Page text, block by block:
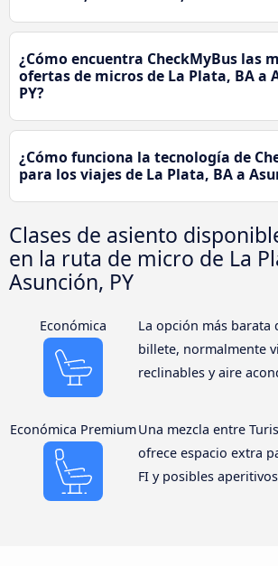
¿Cómo encuentra CheckMyBus las
ofertas de micros de La Plata, BA a
PY?
¿Cómo funciona la tecnología de
para los viajes de La Plata, BA a
Clases de asiento
en la ruta de micro de La
Asunción, PY
Económica
La opción más
billete, normalmente
reclinables y aire
Económica PremiumUna mezcla entre
ofrece espacio extra
FI y posibles